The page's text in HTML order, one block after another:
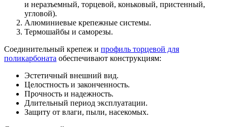
и неразъемный, торцевой, коньковый, пристенный,
угловой).
Алюминиевые крепежные системы.
Термошайбы и саморезы.
Соединительный крепеж и профиль торцевой для
поликарбоната обеспечивают конструкциям:
Эстетичный внешний вид.
Целостность и законченность.
Прочность и надежность.
Длительный период эксплуатации.
Защиту от влаги, пыли, насекомых.